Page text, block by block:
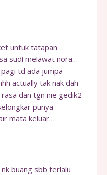
untuk tatapan
sudi melawat nora…
td ada jumpa
actually tak nak dah
dan tgn nie gedik2
punya
mata keluar…
buang sbb terlalu